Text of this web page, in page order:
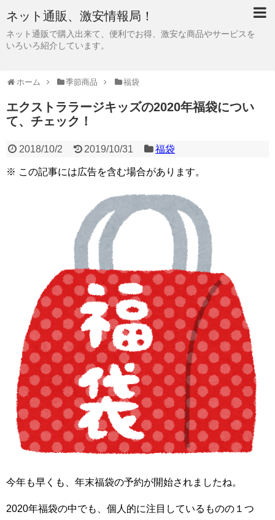
ネット通販、激安情報局！
ネット通販で購入出来て、便利でお得、激安な商品やサービスを
いろいろ紹介しています。
ホーム 季節商品 福袋
エクストララージキッズの2020年福袋につい
て、チェック！
2018/10/2 2019/10/31 福袋
※ この記事には広告を含む場合があります。
今年も早くも、年末福袋の予約が開始されましたね。
2020年福袋の中でも、個人的に注目しているものの１つ